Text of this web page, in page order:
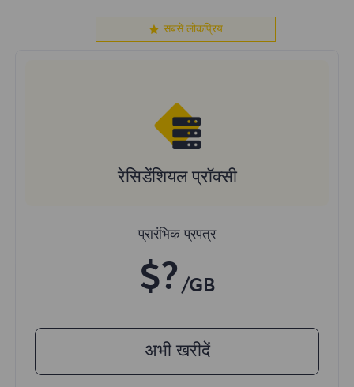
सबसे लोकप्रिय
रेसिडेंशियल प्रॉक्सी
प्रारंभिक प्रपत्र
$? /GB
अभी खरीदें